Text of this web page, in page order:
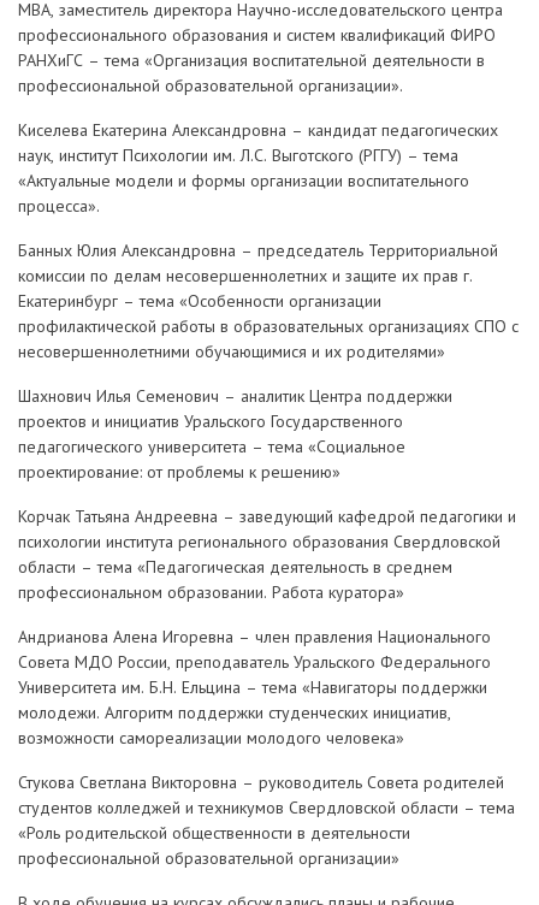
МВА, заместитель директора Научно-исследовательского центра
профессионального образования и систем квалификаций ФИРО
РАНХиГС – тема «Организация воспитательной деятельности в
профессиональной образовательной организации».
Киселева Екатерина Александровна – кандидат педагогических
наук, институт Психологии им. Л.С. Выготского (РГГУ) – тема
«Актуальные модели и формы организации воспитательного
процесса».
Банных Юлия Александровна – председатель Территориальной
комиссии по делам несовершеннолетних и защите их прав г.
Екатеринбург – тема «Особенности организации
профилактической работы в образовательных организациях СПО с
несовершеннолетними обучающимися и их родителями»
Шахнович Илья Семенович – аналитик Центра поддержки
проектов и инициатив Уральского Государственного
педагогического университета – тема «Социальное
проектирование: от проблемы к решению»
Корчак Татьяна Андреевна – заведующий кафедрой педагогики и
психологии института регионального образования Свердловской
области – тема «Педагогическая деятельность в среднем
профессиональном образовании. Работа куратора»
Андрианова Алена Игоревна – член правления Национального
Совета МДО России, преподаватель Уральского Федерального
Университета им. Б.Н. Ельцина – тема «Навигаторы поддержки
молодежи. Алгоритм поддержки студенческих инициатив,
возможности самореализации молодого человека»
Стукова Светлана Викторовна – руководитель Совета родителей
студентов колледжей и техникумов Свердловской области – тема
«Роль родительской общественности в деятельности
профессиональной образовательной организации»